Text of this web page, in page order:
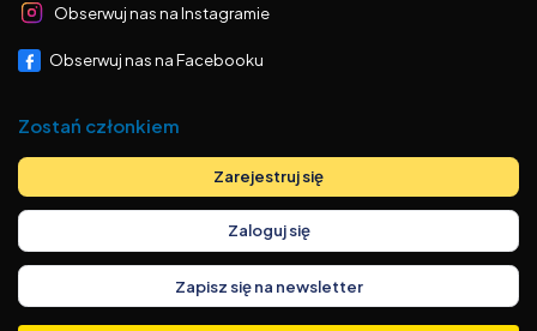
Obserwuj nas na Instagramie
Obserwuj nas na Facebooku
Zostań członkiem
Zarejestruj się
Zaloguj się
Zapisz się na newsletter